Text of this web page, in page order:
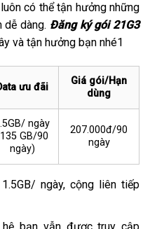
có thể tận hưởng những
dễ dàng. Đăng ký gói 21G3
và tận hưởng bạn nhé1
ưu đãi
Giá gói/Hạn
dùng
ngày
GB/90
ngày)
207.000đ/90
ngày
ngày, cộng liên tiếp
hệ bạn vẫn được truy cập